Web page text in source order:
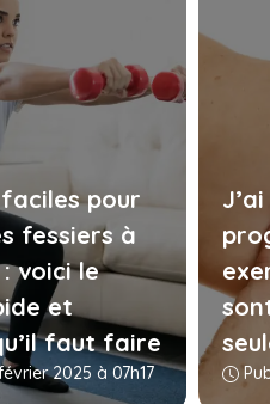
pour
fessiers à
voici le
et
faut faire
2025 à 07h17